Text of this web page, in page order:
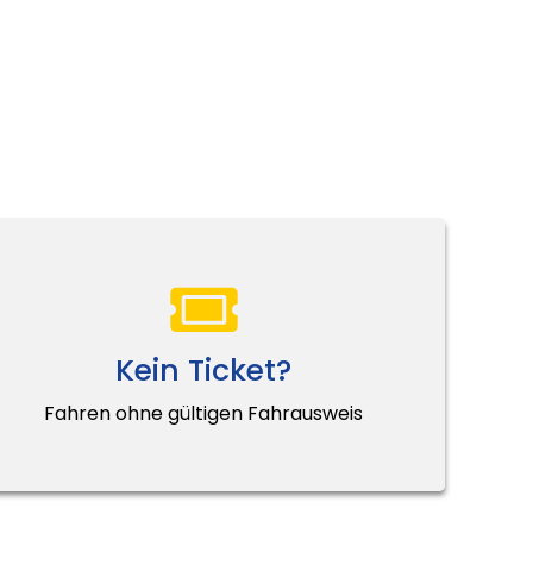
Kein Ticket?
Fahren ohne gültigen Fahrausweis